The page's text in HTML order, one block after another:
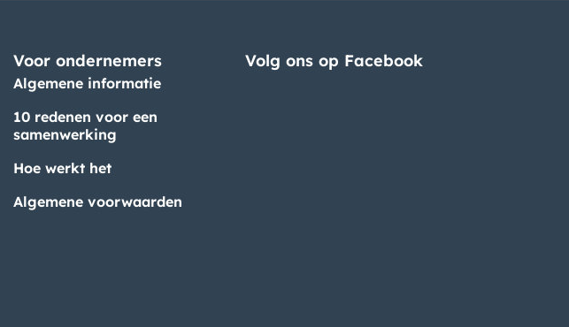
Voor ondernemers
Algemene informatie
10 redenen voor een
samenwerking
Hoe werkt het
Algemene voorwaarden
Volg ons op Facebook